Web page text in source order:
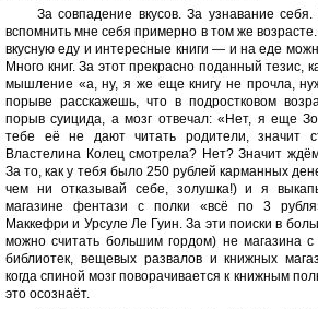
За совпадение вкусов. За узнавание
вспомнить мне себя примерно в том же
вкусную еду и интересные книги — и на еде
Много книг. За этот прекрасно поданный тезис,
мышление «а, ну, я же еще книгу не прочла,
порыве расскажешь, что в подростковом
порыв суицида, а мозг отвечал: «Нет, я еще
тебе её не дают читать родители, значит
Властелина Колец смотрела? Нет? Значит
За то, как у тебя было 250 рублей карманных
чем ни отказывай себе, золушка!) и я
магазине фентази с полки «всё по 3
Маккефри и Урсуле Ле Гуин. За эти поиски в
можно считать большим гордом) не магазина
библиотек, вещевых развалов и книжных
когда спиной мозг поворачивается к книжным
это осознаёт.